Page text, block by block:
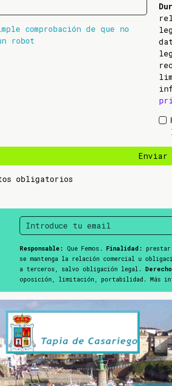
comprobación de que no
robot
Enviar
obligatorios
Responsable: Que Femos. Finalidad:
se mantenga la relación comercial u
a terceros, salvo obligación legal.
oposición, limitación, portabilidad. Más